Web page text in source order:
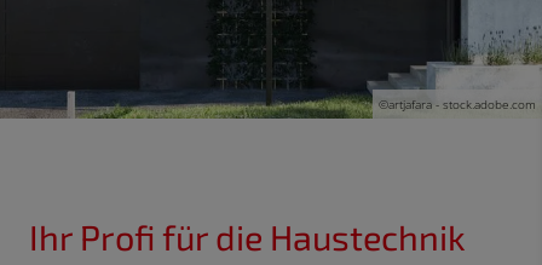
©artjafara - stock.adobe.com
Ihr Profi für die Haustechnik